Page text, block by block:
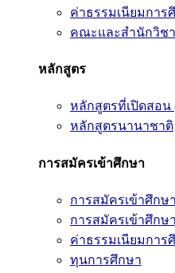
ค่าธรรมเนียมการ
คณะและสำนักวิชา
หลักสูตร
หลักสูตรที่เปิดสอน
หลักสูตรนานาชาติ
การสมัครเข้าศึกษา
การสมัครเข้าศึก
การสมัครเข้าศึก
ค่าธรรมเนียมการ
ทุนการศึกษา